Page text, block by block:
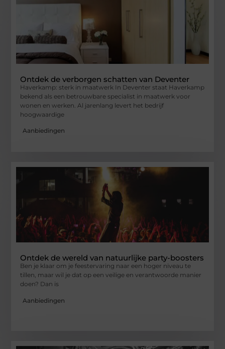
Ontdek de verborgen schatten van Deventer
Haverkamp: sterk in maatwerk In Deventer staat Haverkamp
bekend als een betrouwbare specialist in maatwerk voor
wonen en werken. Al jarenlang levert het bedrijf
hoogwaardige
Aanbiedingen
Ontdek de wereld van natuurlijke party-boosters
Ben je klaar om je feestervaring naar een hoger niveau te
tillen, maar wil je dat op een veilige en verantwoorde manier
doen? Dan is
Aanbiedingen